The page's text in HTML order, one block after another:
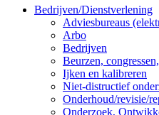
Bedrijven/Dienstverlening
Adviesbureaus
Arbo
Bedrijven
Beurzen,
Ijken en kalibreren
Niet-distructief
Onderhoud/revisie/
Onderzoek,